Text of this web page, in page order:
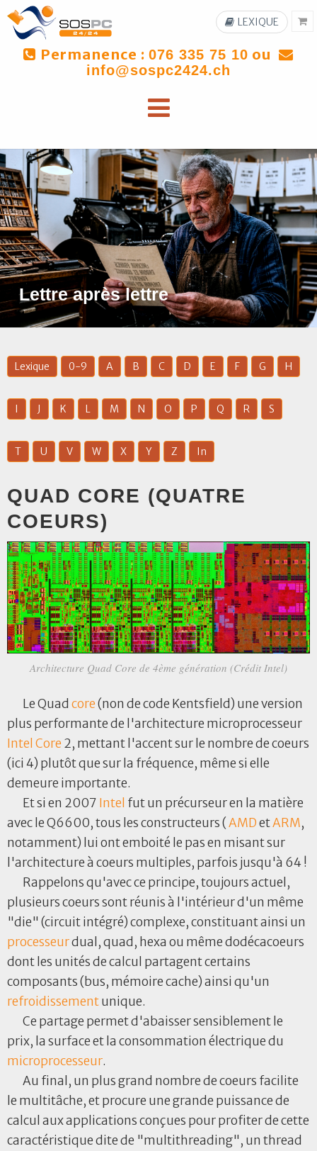
Permanence : 076 335 75 10 ou
info@sospc2424.ch
LEXIQUE
Lettre après lettre
Lexique 0-9 A B C D E F G H
I J K L M N O P Q R S
T U V W X Y Z In
QUAD CORE (QUATRE
COEURS)
Architecture Quad Core de 4ème génération (Crédit Intel)
Le Quadcore(non de code Kentsfield) une version
plus performante de l'architecture microprocesseur
IntelCore 2, mettant l'accent sur le nombre de coeurs
(ici 4) plutôt que sur la fréquence, même si elle
demeure importante.
Et si en 2007 Intel fut un précurseur en la matière
avec le Q6600, tous les constructeurs (AMDetARM,
notamment) lui ont emboité le pas en misant sur
l'architecture à coeurs multiples, parfois jusqu'à 64 !
Rappelons qu'avec ce principe, toujours actuel,
plusieurs coeurs sont réunis à l'intérieur d'un même
"die" (circuit intégré) complexe, constituant ainsi un
processeurdual, quad, hexa ou même dodécacoeurs
dont les unités de calcul partagent certains
composants (bus, mémoire cache) ainsi qu'un
refroidissementunique.
Ce partage permet d'abaisser sensiblement le
prix, la surface et la consommation électrique du
microprocesseur.
Au final, un plus grand nombre de coeurs facilite
le multitâche, et procure une grande puissance de
calcul aux applications conçues pour profiter de cette
caractéristique dite de "multithreading", un thread